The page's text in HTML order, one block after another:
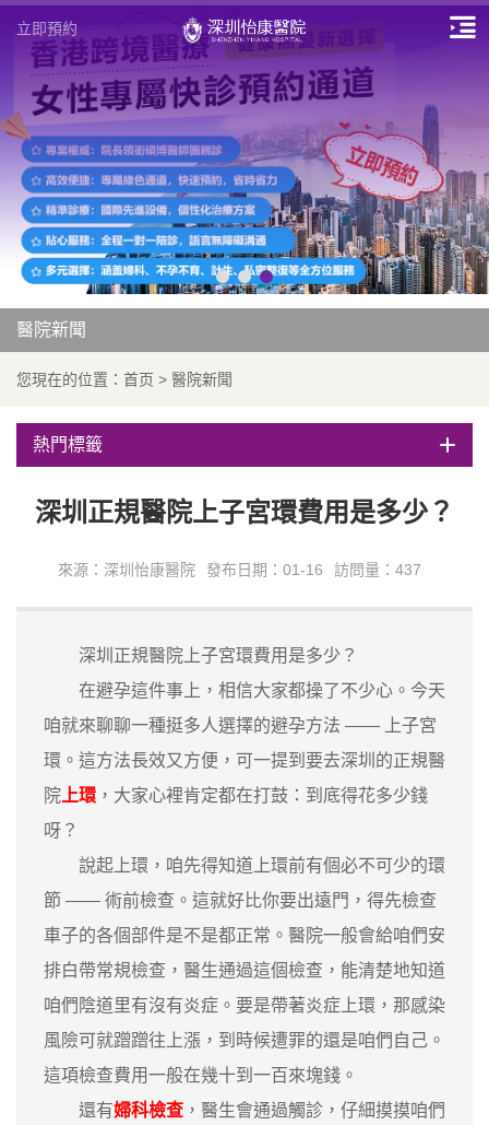
立即預約
醫院新聞
您現在的位置： 首页 > 醫院新聞
熱門標籤
深圳正規醫院上子宮環費用是多少？
來源：深圳怡康醫院 發布日期：01-16 訪問量：437
深圳正規醫院上子宮環費用是多少？
在避孕這件事上，相信大家都操了不少心。今天
咱就來聊聊一種挺多人選擇的避孕方法 —— 上子宮
環。這方法長效又方便，可一提到要去深圳的正規醫
院 上環 ，大家心裡肯定都在打鼓：到底得花多少錢
呀？
說起上環，咱先得知道上環前有個必不可少的環
節 —— 術前檢查。這就好比你要出遠門，得先檢查
車子的各個部件是不是都正常。醫院一般會給咱們安
排白帶常規檢查，醫生通過這個檢查，能清楚地知道
咱們陰道里有沒有炎症。要是帶著炎症上環，那感染
風險可就蹭蹭往上漲，到時候遭罪的還是咱們自己。
這項檢查費用一般在幾十到一百來塊錢。
還有婦科檢查 ，醫生會通過觸診，仔細摸摸咱們